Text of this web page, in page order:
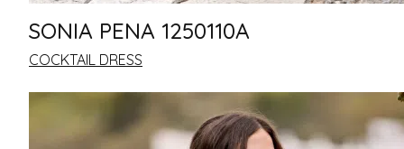
SONIA PENA 1250110A
COCKTAIL DRESS